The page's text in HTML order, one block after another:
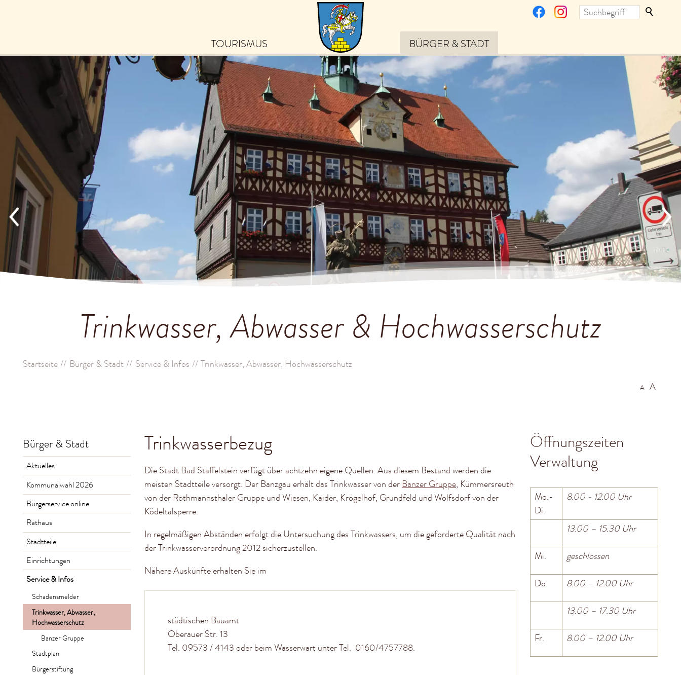
TOURISMUS BÜRGER & STADT
Trinkwasser, Abwasser & Hochwasserschutz
Startseite Bürger & Stadt Service & Infos Trinkwasser, Abwasser, Hochwasserschutz
A A
Bürger & Stadt
Aktuelles
Kommunalwahl 2026
Bürgerservice online
Rathaus
Stadtteile
Einrichtungen
Service & Infos
Schadensmelder
Trinkwasser, Abwasser,
Hochwasserschutz
Banzer Gruppe
Stadtplan
Bürgerstiftung
Trinkwasserbezug
Die Stadt Bad Staffelstein verfügt über achtzehn eigene Quellen. Aus diesem Bestand werden die
meisten Stadtteile versorgt. Der Banzgau erhält das Trinkwasser von der Banzer Gruppe, Kümmersreuth
von der Rothmannsthaler Gruppe und Wiesen, Kaider, Krögelhof, Grundfeld und Wolfsdorf von der
Ködeltalsperre.
In regelmäßigen Abständen erfolgt die Untersuchung des Trinkwassers, um die geforderte Qualität nach
der Trinkwasserverordnung 2012 sicherzustellen.
Nähere Auskünfte erhalten Sie im
städtischen Bauamt
Oberauer Str. 13
Tel. 09573 / 4143 oder beim Wasserwart unter Tel. 0160/4757788.
Öffnungszeiten
Verwaltung
Mo.-
Di.
8.00 - 12.00 Uhr
13.00 – 15.30 Uhr
Mi. geschlossen
Do. 8.00 – 12.00 Uhr
13.00 – 17.30 Uhr
Fr. 8.00 – 12.00 Uhr
Bleiben Sie auf dem
Laufenden über die schönsten
Erlebnisse in Bad Staffelstein
– von Veranstaltungen und
Tipps zu Ausflugszielen bis hin
zu exklusiven Angeboten und
Neuigkeiten.
Zum Newsletter anmelden